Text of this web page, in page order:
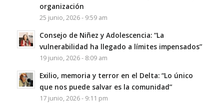
organización
25 junio, 2026 - 9:59 am
Consejo de Niñez y Adolescencia: “La
vulnerabilidad ha llegado a límites impensados”
19 junio, 2026 - 8:09 am
Exilio, memoria y terror en el Delta: “Lo único
que nos puede salvar es la comunidad”
17 junio, 2026 - 9:11 pm